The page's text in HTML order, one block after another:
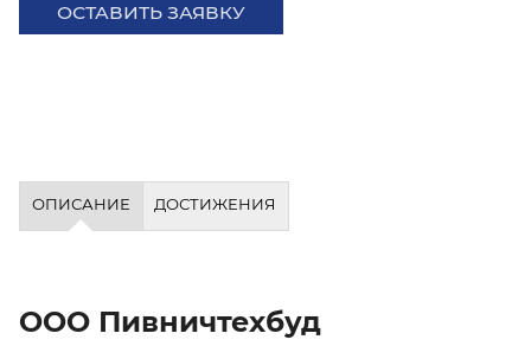
ОСТАВИТЬ ЗАЯВКУ
ОПИСАНИЕ ДОСТИЖЕНИЯ
ООО Пивничтехбуд